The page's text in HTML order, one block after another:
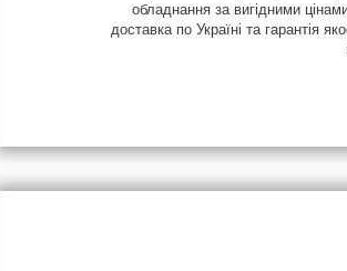
обладнання за вигідними
доставка по Україні та гарантія